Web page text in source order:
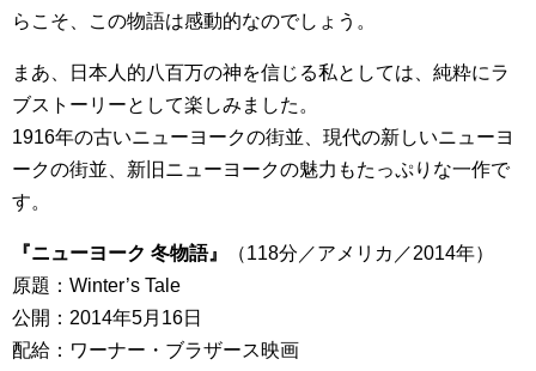
らこそ、この物語は感動的なのでしょう。
まあ、日本人的八百万の神を信じる私としては、純粋にラ
ブストーリーとして楽しみました。
1916年の古いニューヨークの街並、現代の新しいニューヨ
ークの街並、新旧ニューヨークの魅力もたっぷりな一作で
す。
『ニューヨーク 冬物語』
（118分／アメリカ／2014年）
原題：Winter’s Tale
公開：2014年5月16日
配給：ワーナー・ブラザース映画